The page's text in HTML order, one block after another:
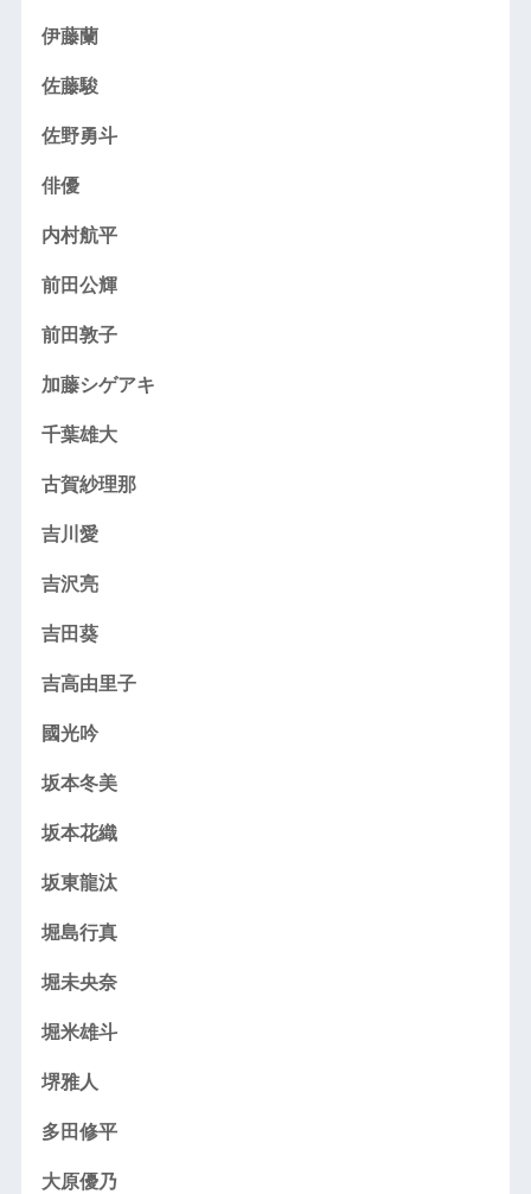
伊藤蘭
佐藤駿
佐野勇斗
俳優
内村航平
前田公輝
前田敦子
加藤シゲアキ
千葉雄大
古賀紗理那
吉川愛
吉沢亮
吉田葵
吉高由里子
國光吟
坂本冬美
坂本花織
坂東龍汰
堀島行真
堀未央奈
堀米雄斗
堺雅人
多田修平
大原優乃